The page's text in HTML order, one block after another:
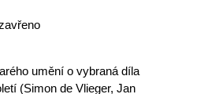
umění o vybraná díla
(Simon de Vlieger, Jan